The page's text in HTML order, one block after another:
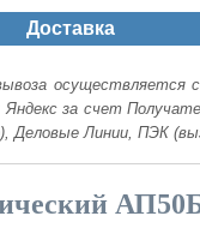
Доставка
осуществляется
Яндекс за счет
Деловые Линии, ПЭК